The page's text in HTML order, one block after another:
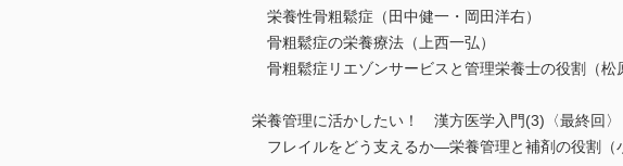
栄養性骨粗鬆症（田中健一・岡田洋右）
骨粗鬆症の栄養療法（上西一弘）
骨粗鬆症リエゾンサービスと管理栄養士の役割（松
栄養管理に活かしたい！ 漢方医学入門(3)〈最終回〉
フレイルをどう支えるか―栄養管理と補剤の役割（